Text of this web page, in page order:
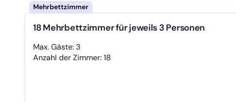
18 Mehrbettzimmer für jeweils 3 Personen
Max. Gäste: 3
Anzahl der Zimmer: 18